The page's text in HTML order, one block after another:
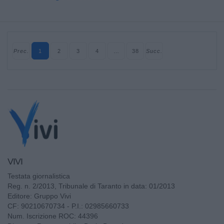
Prec. 1 2 3 4 38 Succ.
VIVI
Testata giornalistica
Reg. n. 2/2013, Tribunale di Taranto in data: 01/2013
Editore: Gruppo Vivi
CF: 90210670734 - P.I.: 02985660733
Num. Iscrizione ROC: 44396